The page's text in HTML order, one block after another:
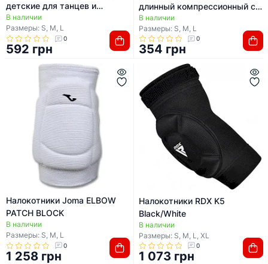
детские для танцев и
гимнастики Кот SP-PLANETA
GS-3998 2шт (Розовый)
В наличии
Размеры: S, M, L
0
592 грн
длинный компрессионный с
защитными накладками SP-
SPORT BC-5665 1шт (Белый)
В наличии
Размеры: S, M, L
0
354 грн
Налокотники Joma ELBOW
PATCH BLOCK
В наличии
Размеры: S, M, L
0
1 258 грн
Налокотники RDX K5
Black/White
В наличии
Размеры: S, M, L, XL
0
1 073 грн